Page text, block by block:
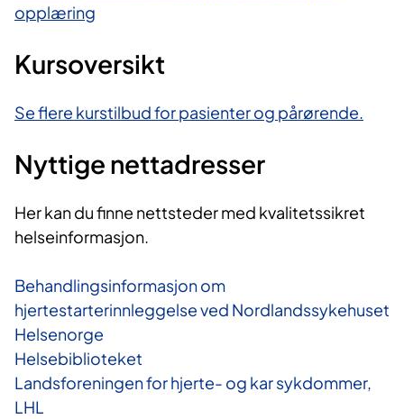
opplæring
Kursoversikt
Se flere kurstilbud for pasienter og pårørende.
Nyttige nettadresser
Her kan du finne nettsteder med kvalitetssikret
helseinformasjon.
Behandlingsinformasjon om
hjertestarterinnleggelse ved Nordlandssykehuset
Helsenorge
Helsebiblioteket
Landsforeningen for hjerte- og kar sykdommer,
LHL